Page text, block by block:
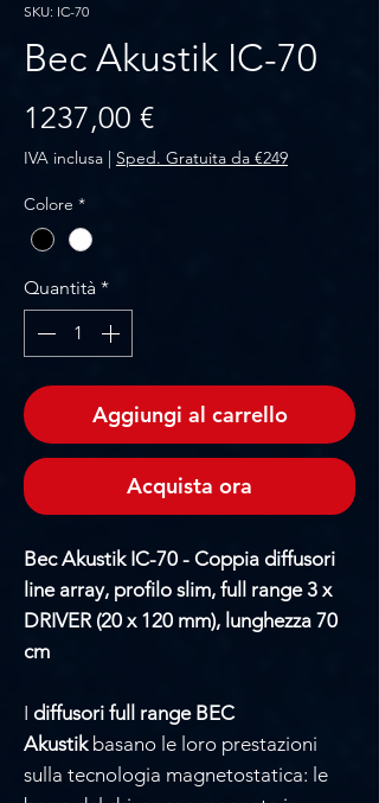
SKU: IC-70
Bec Akustik IC-70
1237,00 €Prezzo
IVA inclusa | Sped. Gratuita da €249
Colore *
Quantità *
Aggiungi al carrello
Acquista ora
Bec Akustik IC-70 - Coppia diffusori
line array, profilo slim, full range 3 x
DRIVER (20 x 120 mm), lunghezza 70
cm
I diffusori full range BEC
Akustikbasano le loro prestazioni
sulla tecnologia magnetostatica: le